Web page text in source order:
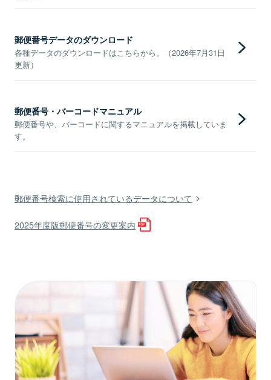
郵便番号データのダウンロード
各種データのダウンロードはこちらから。（2026年7月31日
更新）
郵便番号・バーコードマニュアル
郵便番号や、バーコードに関するマニュアルを掲載していま
す。
郵便番号検索に使用されているデータについて
2025年度版郵便番号の変更案内